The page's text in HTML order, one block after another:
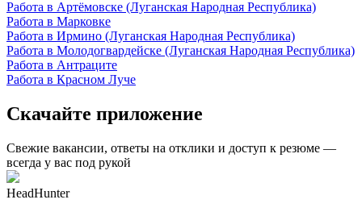
Работа в Артёмовске (Луганская Народная Республика)
Работа в Марковке
Работа в Ирмино (Луганская Народная Республика)
Работа в Молодогвардейске (Луганская Народная Республика)
Работа в Антраците
Работа в Красном Луче
Скачайте приложение
Свежие вакансии, ответы на отклики и доступ к резюме —
всегда у вас под рукой
HeadHunter